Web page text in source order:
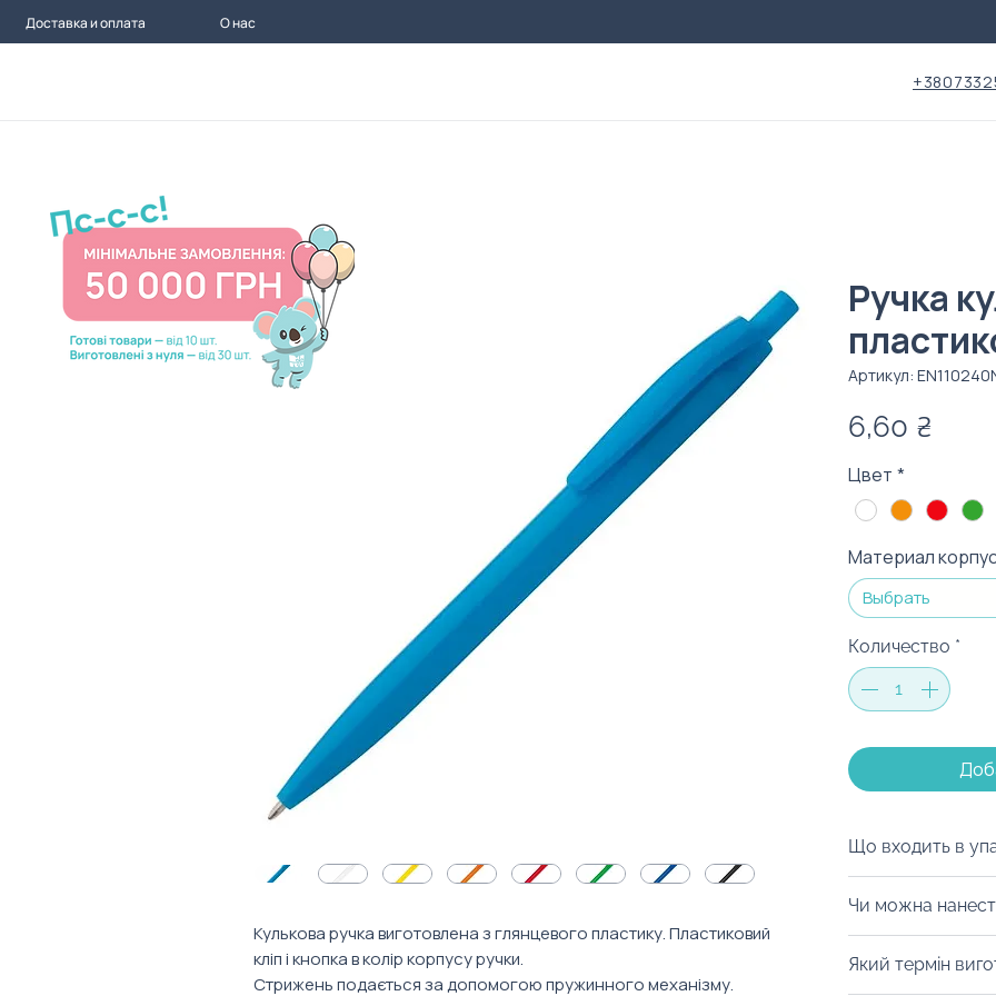
Доставка и оплата О нас
Кулькова ручка виготовлена з глянцевого пластику. Пластиковий
кліп і кнопка в колір корпусу ручки.
Стрижень подається за допомогою пружинного механізму.
Ручка
Артикул:
6,60 ₴
Цвет *
Материал
Выбрать
Количество *
Що входить в
коробку на ваш
матеріалів,
будь-який інший
Чи можна
нанести
Який термін